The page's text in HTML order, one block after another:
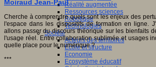
Réalité augmentée
Ressources sciences
Robotique
Technologies
Société
Acteurs des territoires
Ecole et structure
Economie
Ecosystème éducatif
Moiraud Jean-Paul
Cherche à comprendre quels sont les enjeux des
l'espace dans les dispositifs de formation en ligne.
allons passer du discours théorique sur les bienfaits
l'usage réel. Entre collaboration sublimée et usages
quelle place pour le numérique ?
***